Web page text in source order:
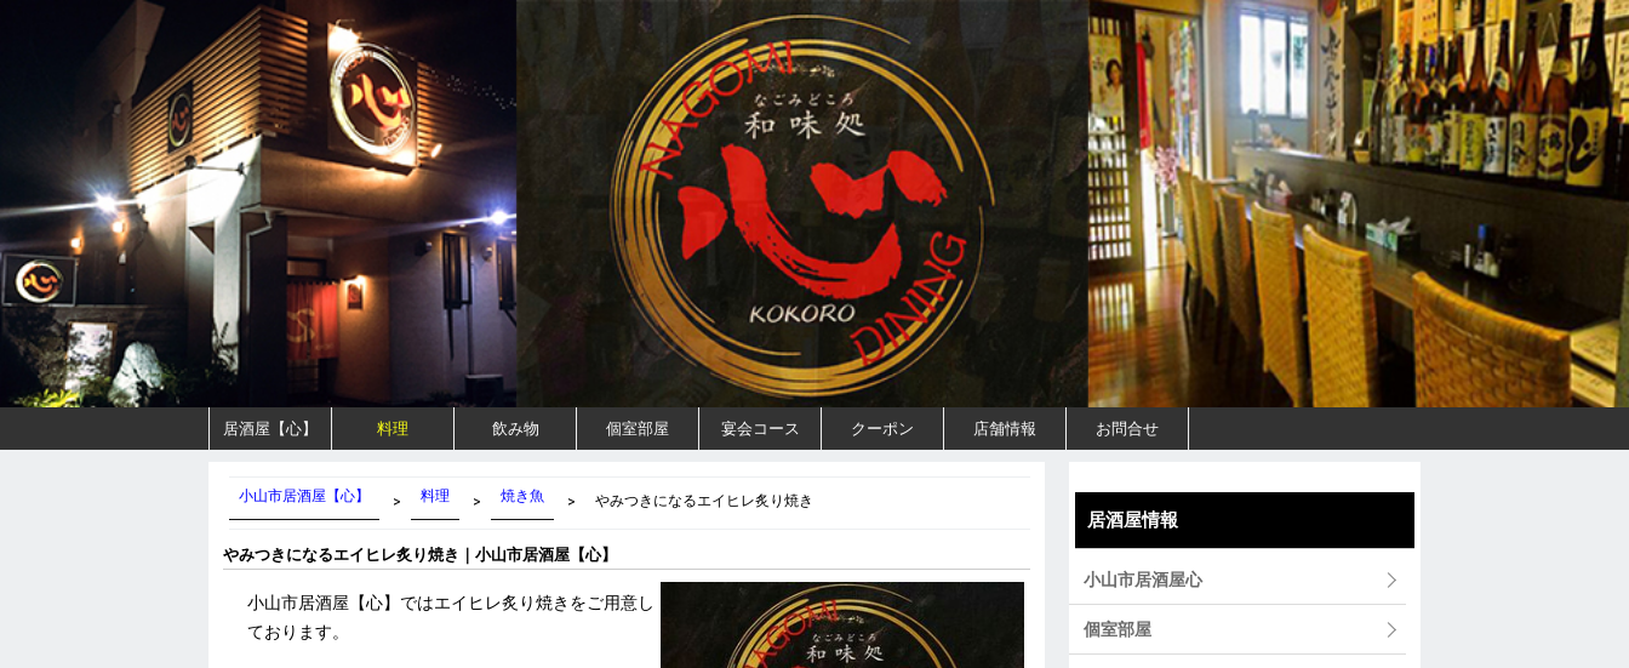
居酒屋【心】 料理 飲み物 個室部屋 宴会コース クーポン 店舗情報 お問合せ
小山市居酒屋【心】 料理 焼き魚 やみつきになるエイヒレ炙り焼き
やみつきになるエイヒレ炙り焼き｜小山市居酒屋【心】
小山市居酒屋【心】ではエイヒレ炙り焼きをご用意し
ております。
居酒屋情報
小山市居酒屋心
個室部屋